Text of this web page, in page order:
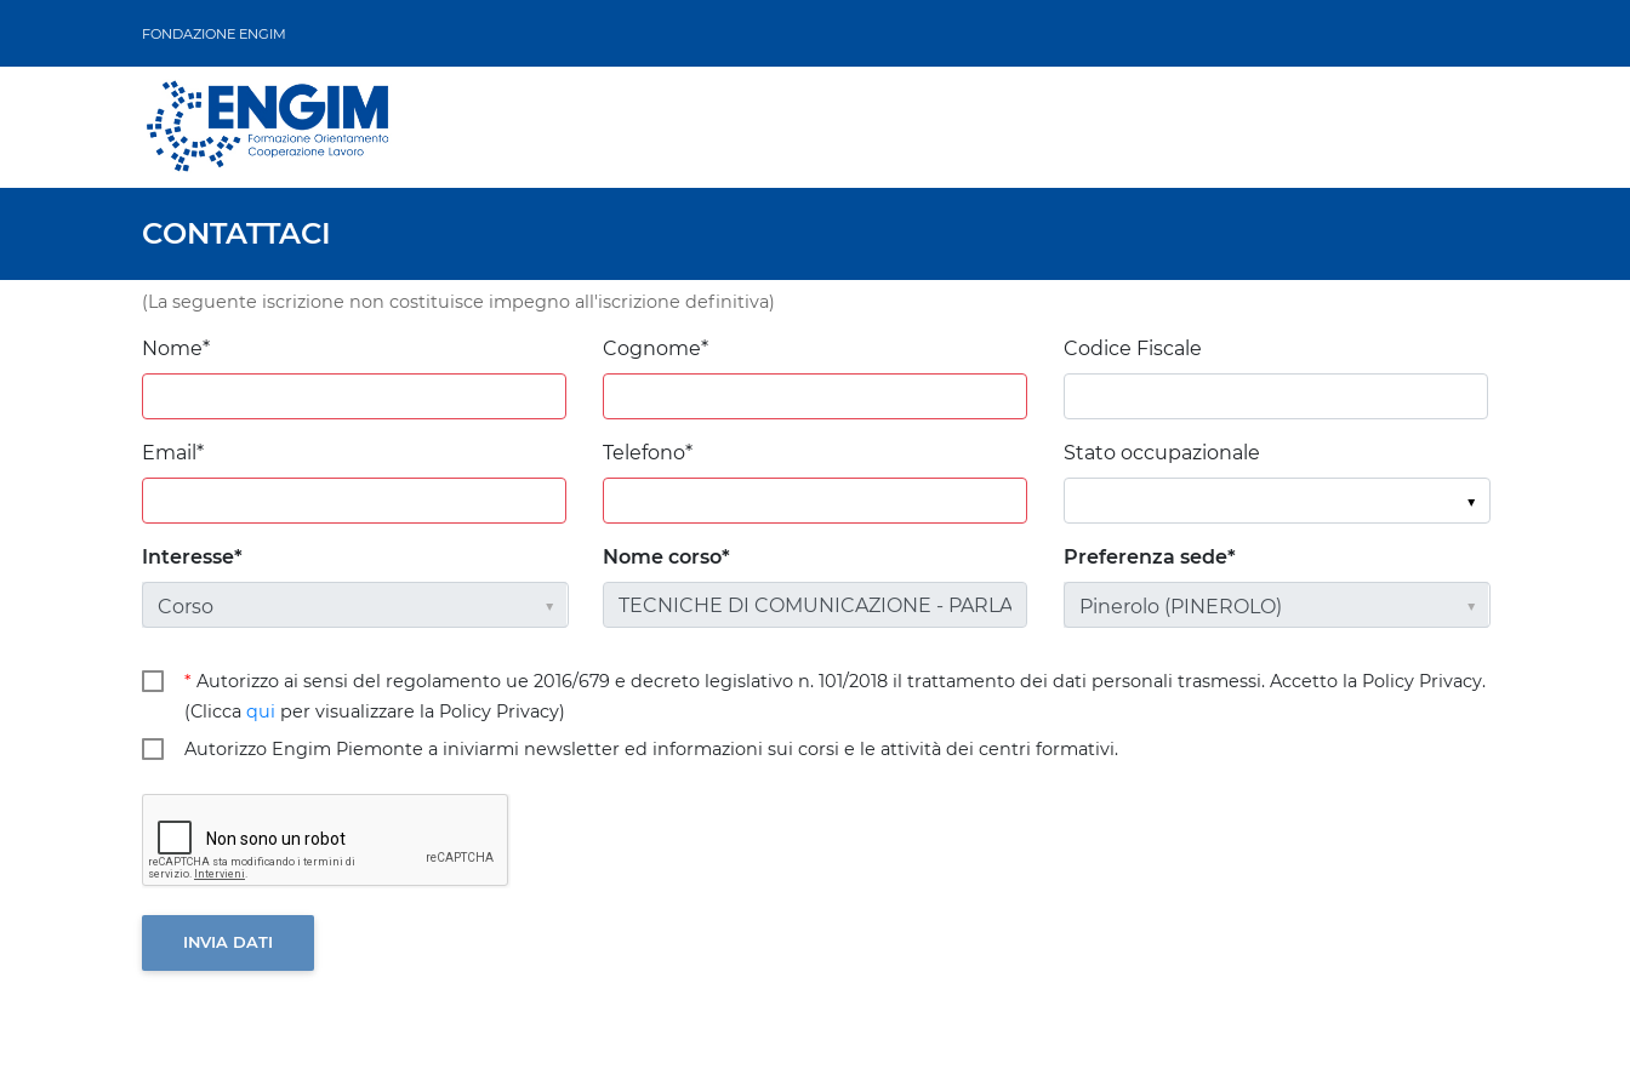
FONDAZIONE ENGIM
CONTATTACI
(La seguente iscrizione non costituisce impegno all'iscrizione definitiva)
Nome* Cognome* Codice Fiscale
Email* Telefono* Stato occupazionale
Interesse*
Corso
Nome corso* Preferenza sede*
Pinerolo (PINEROLO)
* Autorizzo ai sensi del regolamento ue 2016/679 e decreto legislativo n. 101/2018 il trattamento dei dati personali trasmessi. Accetto la Policy Privacy.
(Clicca qui per visualizzare la Policy Privacy)
Autorizzo Engim Piemonte a iniviarmi newsletter ed informazioni sui corsi e le attività dei centri formativi.
INVIA DATI